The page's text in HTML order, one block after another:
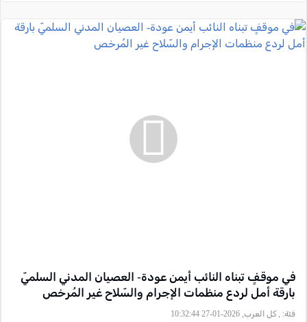
في موقفٍ تبناه النائب أيمن عودة- العصيان المدني السلميّ
بارقة أمل لردع منظمات الإجرام والسّلاح غير المُرخص
فئة: , كل العرب, 2026-01-27 10:32:44